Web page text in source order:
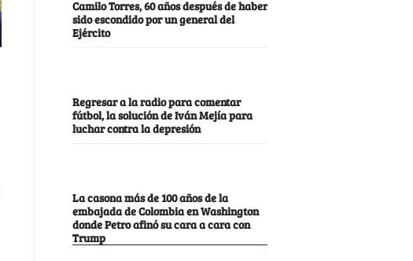
Camilo Torres, 60 años después de haber
sido escondido por un general del
Ejército
Regresar a la radio para comentar
fútbol, la solución de Iván Mejía para
luchar contra la depresión
La casona más de 100 años de la
embajada de Colombia en Washington
donde Petro afinó su cara a cara con
Trump